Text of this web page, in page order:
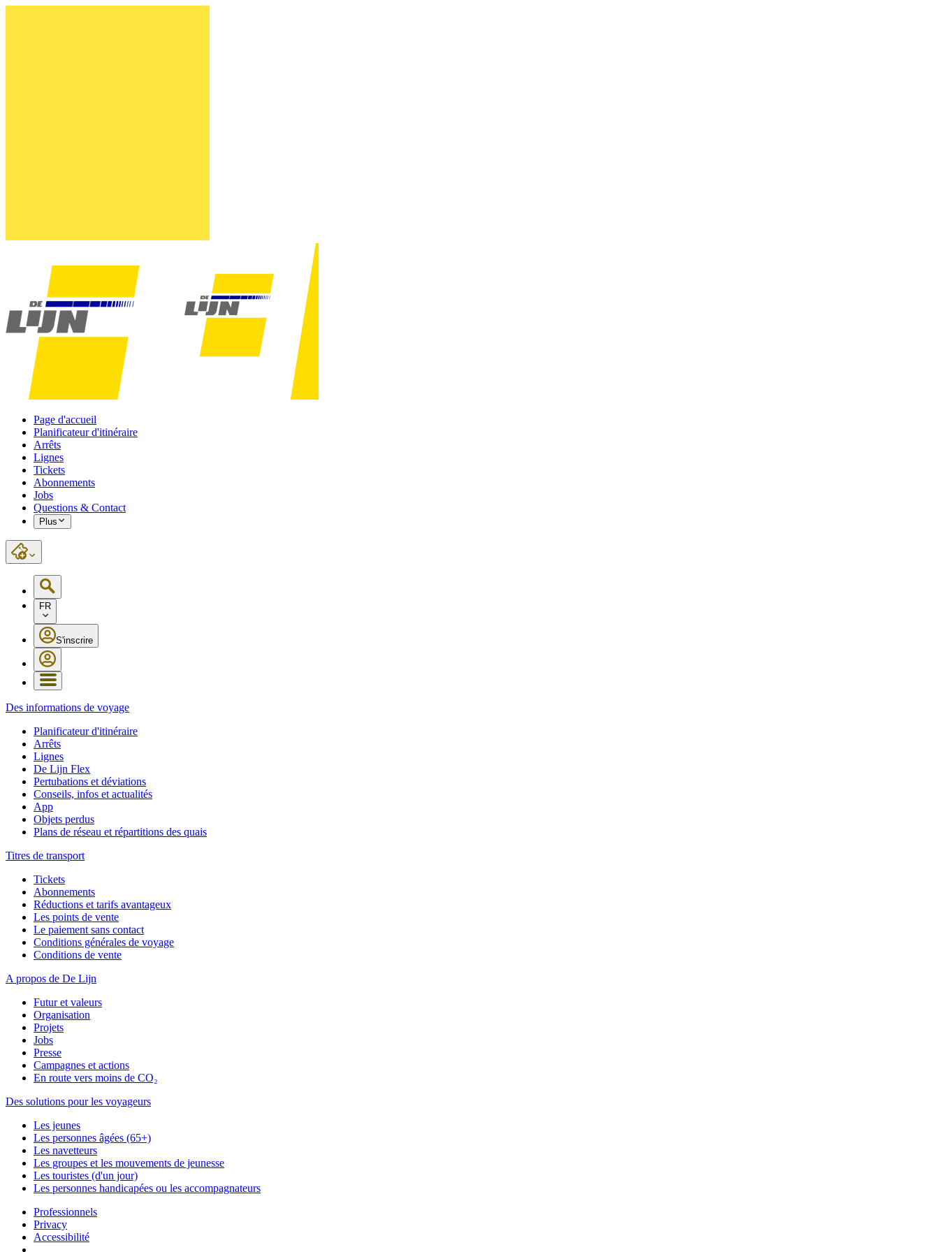
Page d'accueil
Planificateur d'itinéraire
Arrêts
Lignes
Tickets
Abonnements
Jobs
Questions & Contact
Plus
FR
S'inscrire
Des informations de voyage
Planificateur d'itinéraire
Arrêts
Lignes
De Lijn Flex
Pertubations et déviations
Conseils, infos et actualités
App
Objets perdus
Plans de réseau et répartitions des quais
Titres de transport
Tickets
Abonnements
Réductions et tarifs avantageux
Les points de vente
Le paiement sans contact
Conditions générales de voyage
Conditions de vente
A propos de De Lijn
Futur et valeurs
Organisation
Projets
Jobs
Presse
Campagnes et actions
En route vers moins de CO₂
Des solutions pour les voyageurs
Les jeunes
Les personnes âgées (65+)
Les navetteurs
Les groupes et les mouvements de jeunesse
Les touristes (d'un jour)
Les personnes handicapées ou les accompagnateurs
Professionnels
Privacy
Accessibilité